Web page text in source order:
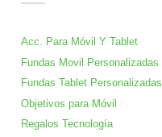
Acc. Para Móvil Y Tablet
Fundas Movil Personalizadas
Fundas Tablet Personalizadas
Objetivos para Móvil
Regalos Tecnología